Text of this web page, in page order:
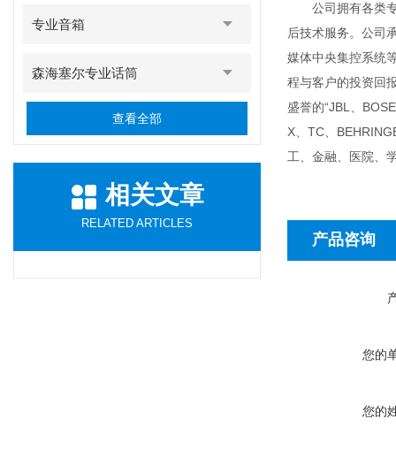
专业音箱
森海塞尔专业话筒
查看全部
相关文章
RELATED ARTICLES
公司拥有各类专
后技术服务。公司
媒体中央集控系统
程与客户的投资回
盛誉的“JBL、
X、TC、
工、金融、医院、
产品咨询
您的
您的